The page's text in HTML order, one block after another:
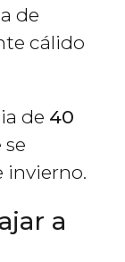
de
cálido
de 40
se
invierno.
a